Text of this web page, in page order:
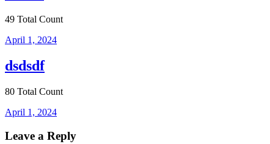
49 Total Count
April 1, 2024
dsdsdf
80 Total Count
April 1, 2024
Leave a Reply